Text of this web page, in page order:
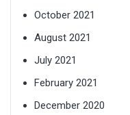
October 2021
August 2021
July 2021
February 2021
December 2020